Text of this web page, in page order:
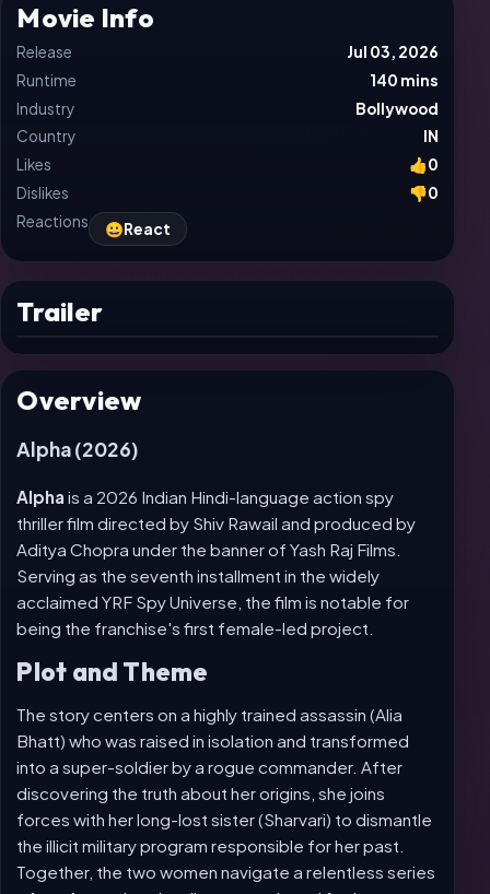
Movie Info
Release
Jul 03, 2026
Runtime
140 mins
Industry
Bollywood
Country
IN
Likes
👍0
Dislikes
👎0
Reactions
😀React
Trailer
Overview
Alpha (2026)
Alpha is a 2026 Indian Hindi-language action spy
thriller film directed by Shiv Rawail and produced by
Aditya Chopra under the banner of Yash Raj Films.
Serving as the seventh installment in the widely
acclaimed YRF Spy Universe, the film is notable for
being the franchise's first female-led project.
Plot and Theme
The story centers on a highly trained assassin (Alia
Bhatt) who was raised in isolation and transformed
into a super-soldier by a rogue commander. After
discovering the truth about her origins, she joins
forces with her long-lost sister (Sharvari) to dismantle
the illicit military program responsible for her past.
Together, the two women navigate a relentless series